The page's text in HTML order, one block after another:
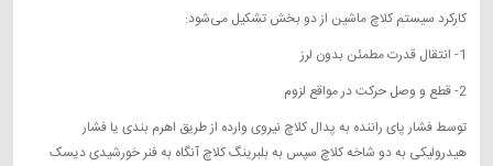
کارکرد سیستم کلاچ ماشین از دو بخش تشکیل می‌شود:
1- انتقال قدرت مطمئن بدون لرز
2- قطع و وصل حرکت در مواقع لزوم
توسط فشار پای راننده به پدال کلاچ نیروی وارده از طریق اهرم بندی یا فشار
هیدرولیکی به دو شاخه کلاچ سپس به بلبرینگ کلاچ آنگاه به فنر خورشیدی دیسک